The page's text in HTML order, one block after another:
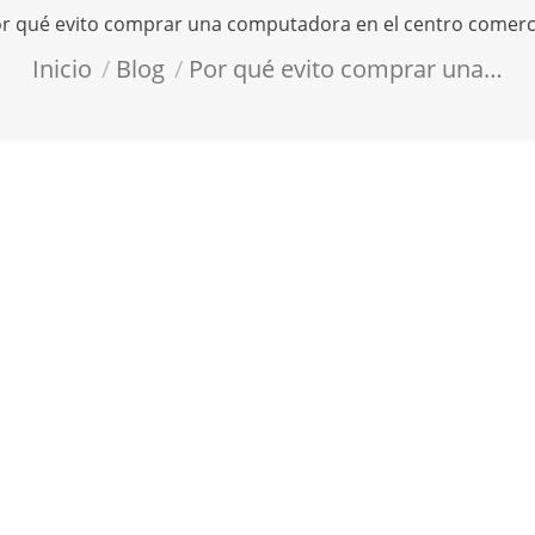
qué evito comprar una computadora en el centro
Estás aquí:
Inicio Blog Por qué evito comprar una…